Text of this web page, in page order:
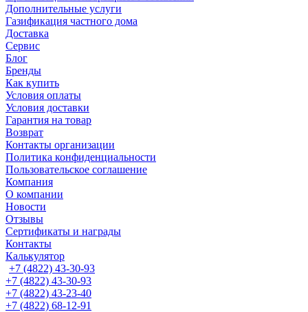
Дополнительные услуги
Газификация частного дома
Доставка
Сервис
Блог
Бренды
Как купить
Условия оплаты
Условия доставки
Гарантия на товар
Возврат
Контакты организации
Политика конфиденциальности
Пользовательское соглашение
Компания
О компании
Новости
Отзывы
Сертификаты и награды
Контакты
Калькулятор
+7 (4822) 43-30-93
+7 (4822) 43-30-93
+7 (4822) 43-23-40
+7 (4822) 68-12-91